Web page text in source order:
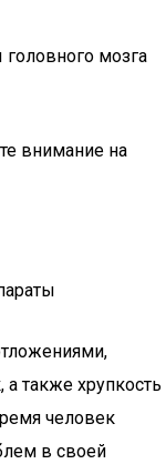
мозга
внимание на
а также хрупкость
человек
в своей